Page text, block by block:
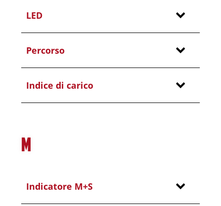
LED
Percorso
Indice di carico
M
Indicatore M+S